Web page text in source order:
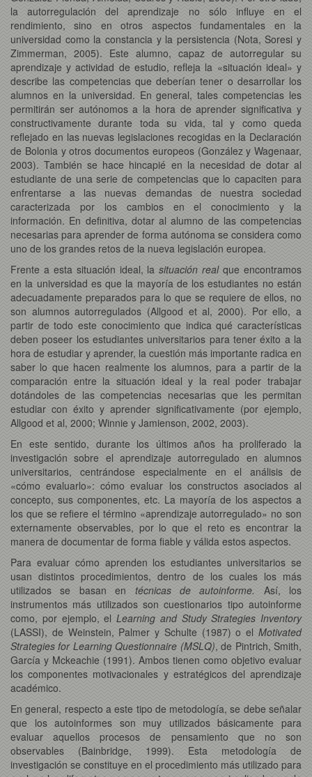
la autorregulación del aprendizaje no sólo influye en el
rendimiento, sino en otros aspectos fundamentales en la
universidad como la constancia y la persistencia (Nota, Soresi y
Zimmerman, 2005). Este alumno, capaz de autorregular su
aprendizaje y actividad de estudio, refleja la «situación ideal» y
describe las competencias que deberían tener o desarrollar los
alumnos en la universidad. En general, tales competencias les
permitirán ser autónomos a la hora de aprender significativa y
constructivamente durante toda su vida, tal y como queda
reflejado en las nuevas legislaciones recogidas en la Declaración
de Bolonia y otros documentos europeos (González y Wagenaar,
2003). También se hace hincapié en la necesidad de dotar al
estudiante de una serie de competencias que lo capaciten para
enfrentarse a las nuevas demandas de nuestra sociedad
caracterizada por los cambios en el conocimiento y la
información. En definitiva, dotar al alumno de las competencias
necesarias para aprender de forma autónoma se considera como
uno de los grandes retos de la nueva legislación europea.
Frente a esta situación ideal, lasituación realque encontramos
en la universidad es que la mayoría de los estudiantes no están
adecuadamente preparados para lo que se requiere de ellos, no
son alumnos autorregulados (Allgood et al, 2000). Por ello, a
partir de todo este conocimiento que indica qué características
deben poseer los estudiantes universitarios para tener éxito a la
hora de estudiar y aprender, la cuestión más importante radica en
saber lo que hacen realmente los alumnos, para a partir de la
comparación entre la situación ideal y la real poder trabajar
dotándoles de las competencias necesarias que les permitan
estudiar con éxito y aprender significativamente (por ejemplo,
Allgood et al, 2000; Winnie y Jamienson, 2002, 2003).
En este sentido, durante los últimos años ha proliferado la
investigación sobre el aprendizaje autorregulado en alumnos
universitarios, centrándose especialmente en el análisis de
«cómo evaluarlo»: cómo evaluar los constructos asociados al
concepto, sus componentes, etc. La mayoría de los aspectos a
los que se refiere el término «aprendizaje autorregulado» no son
externamente observables, por lo que el reto es encontrar la
manera de documentar de forma fiable y válida estos aspectos.
Para evaluar cómo aprenden los estudiantes universitarios se
usan distintos procedimientos, dentro de los cuales los más
utilizados se basan en técnicas de autoinforme.
Así, los
instrumentos más utilizados son cuestionarios tipo autoinforme
como, por ejemplo, el Learning and Study Strategies Inventory
(LASSI), de Weinstein, Palmer y Schulte (1987) o el Motivated
Strategies for Learning Questionnaire (MSLQ), de Pintrich, Smith,
García y Mckeachie (1991). Ambos tienen como objetivo evaluar
los componentes motivacionales y estratégicos del aprendizaje
académico.
En general, respecto a este tipo de metodología, se debe señalar
que los autoinformes son muy utilizados básicamente para
evaluar aquellos procesos de pensamiento que no son
observables (Bainbridge, 1999). Esta metodología de
investigación se constituye en el procedimiento más utilizado para